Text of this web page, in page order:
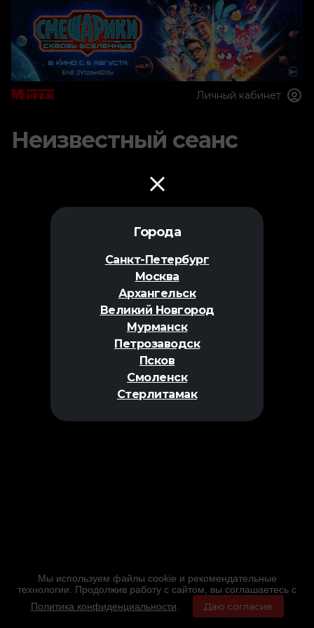
Города
Санкт-Петербург
Москва
Архангельск
Великий Новгород
Мурманск
Петрозаводск
Псков
Смоленск
Стерлитамак
Личный кабинет
Неизвестный сеанс
Мы используем файлы cookie и рекомендательные
технологии. Продолжив работу с сайтом, вы соглашаетесь с
Политика конфиденциальности
Даю согласие